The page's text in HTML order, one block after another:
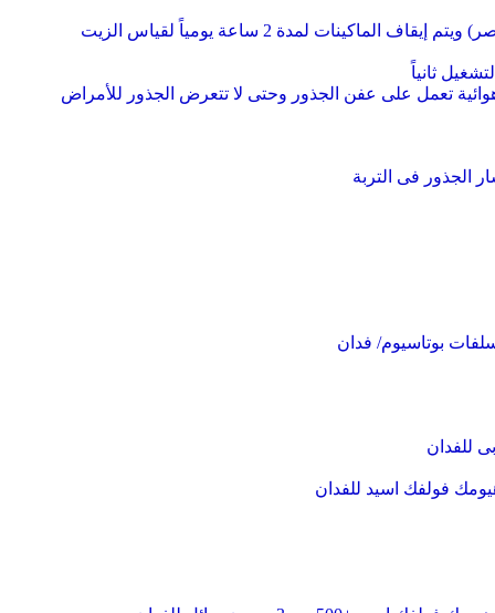
يكون الرى بصفة دائمة ليل ونهار(خصوصا فى المناطق الحارة و الجافة وشبه الجافة مثل السعودية و توشكي وواحة سيوه في مصر) ويتم إيقاف الماكينات لمدة 2 ساعة يومياً لقياس الزيت
تعمل على عفن الجذور وحتى لا تتعرض الجذور للأمراض